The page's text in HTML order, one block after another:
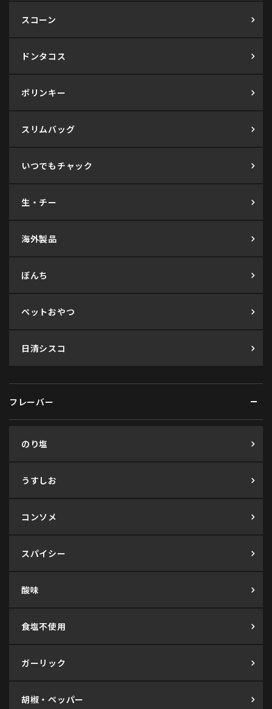
スコーン
ドンタコス
ポリンキー
スリムバッグ
いつでもチャック
生・チー
海外製品
ぼんち
ペットおやつ
日清シスコ
フレーバー
のり塩
うすしお
コンソメ
スパイシー
酸味
食塩不使用
ガーリック
胡椒・ペッパー